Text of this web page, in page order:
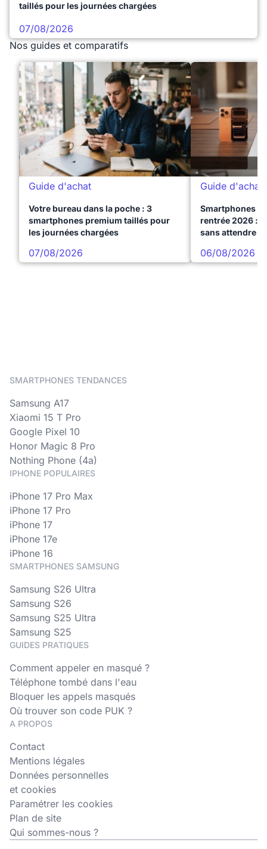
taillés pour les journées chargées
07/08/2026
Nos guides et comparatifs
Guide d'achat
Votre bureau dans la poche : 3
smartphones premium taillés pour
les journées chargées
07/08/2026
Guide d'achat
Smartphones
rentrée 2026 :
sans attendre
06/08/2026
SMARTPHONES TENDANCES
Samsung A17
Xiaomi 15 T Pro
Google Pixel 10
Honor Magic 8 Pro
Nothing Phone (4a)
IPHONE POPULAIRES
iPhone 17 Pro Max
iPhone 17 Pro
iPhone 17
iPhone 17e
iPhone 16
SMARTPHONES SAMSUNG
Samsung S26 Ultra
Samsung S26
Samsung S25 Ultra
Samsung S25
GUIDES PRATIQUES
Comment appeler en masqué ?
Téléphone tombé dans l'eau
Bloquer les appels masqués
Où trouver son code PUK ?
A PROPOS
Contact
Mentions légales
Données personnelles
et cookies
Paramétrer les cookies
Plan de site
Qui sommes-nous ?